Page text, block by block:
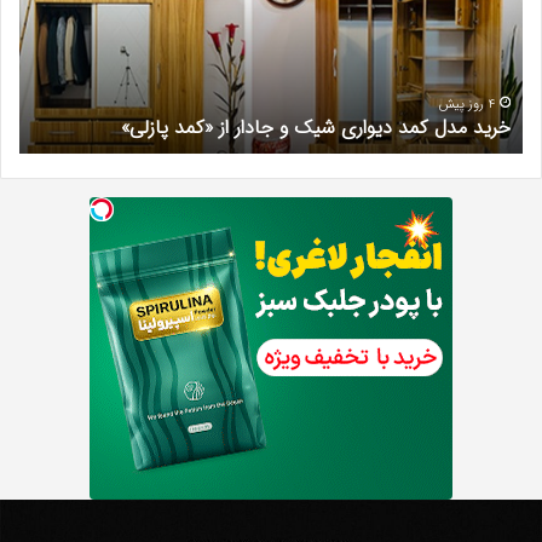
جادار
از
«کمد
پازلی»
4 روز پیش
خرید مدل کمد دیواری شیک و جادار از «کمد پازلی»